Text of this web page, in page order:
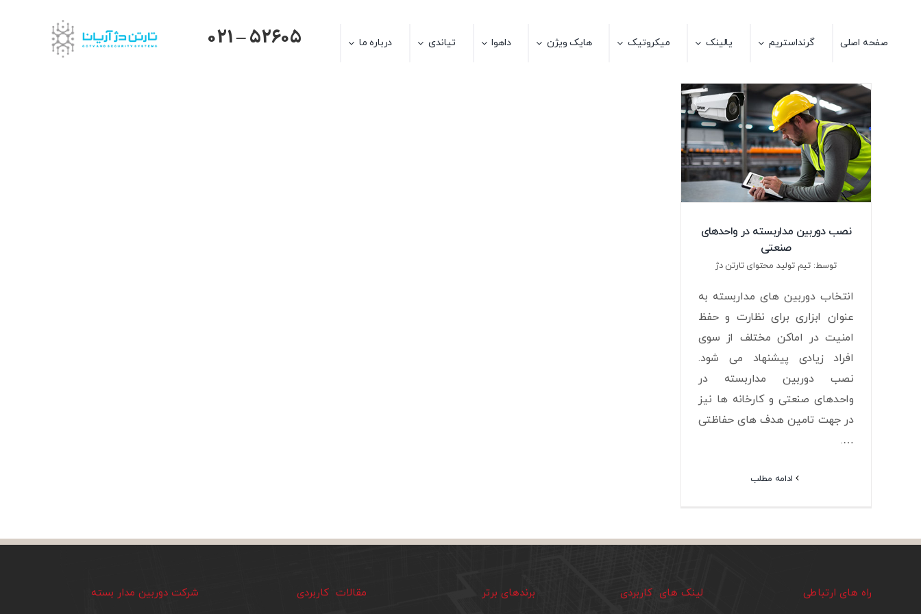
صفحه اصلی گرنداستریم یالینک میکروتیک هایک ویژن داهوا تیاندی درباره ما 021 – 52605
نصب دوربین مداربسته در واحدهای
صنعتی
توسط: تیم تولید محتوای تارتن دژ
انتخاب دوربین های مداربسته به
عنوان ابزاری برای نظارت و حفظ
امنیت در اماکن مختلف از سوی
افراد زیادی پیشنهاد می شود.
نصب دوربین مداربسته در
واحدهای صنعتی و کارخانه ها نیز
در جهت تامین هدف های حفاظتی
….
ادامه مطلب
راه های ارتباطی لینک های کاربردی برندهای برتر مقالات کاربردی شرکت دوربین مدار بسته